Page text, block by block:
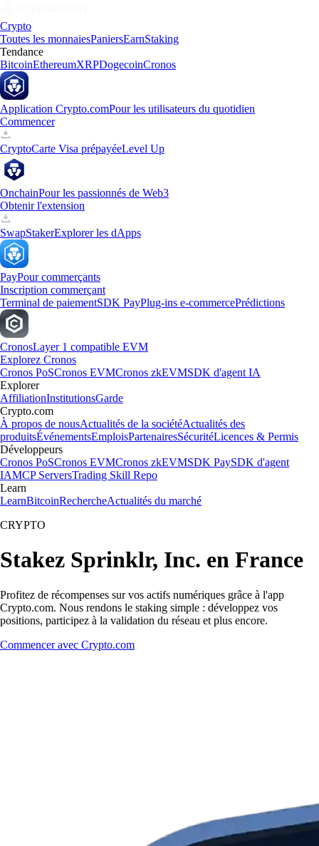
Crypto
Toutes les monnaiesPaniersEarnStaking
Tendance
BitcoinEthereumXRPDogecoinCronos
Application Crypto.comPour les utilisateurs du quotidien
Commencer
CryptoCarte Visa prépayéeLevel Up
OnchainPour les passionnés de Web3
Obtenir l'extension
SwapStakerExplorer les dApps
PayPour commerçants
Inscription commerçant
Terminal de paiementSDK PayPlug-ins e-commercePrédictions
CronosLayer 1 compatible EVM
Explorez Cronos
Cronos PoSCronos EVMCronos zkEVMSDK d'agent IA
Explorer
AffiliationInstitutionsGarde
Crypto.com
À propos de nousActualités de la sociétéActualités des
produitsÉvénementsEmploisPartenairesSécuritéLicences & Permis
Développeurs
Cronos PoSCronos EVMCronos zkEVMSDK PaySDK d'agent
IAMCP ServersTrading Skill Repo
Learn
LearnBitcoinRechercheActualités du marché
CRYPTO
Stakez Sprinklr, Inc. en France
Profitez de récompenses sur vos actifs numériques grâce à l'app
Crypto.com. Nous rendons le staking simple : développez vos
positions, participez à la validation du réseau et plus encore.
Commencer avec Crypto.com